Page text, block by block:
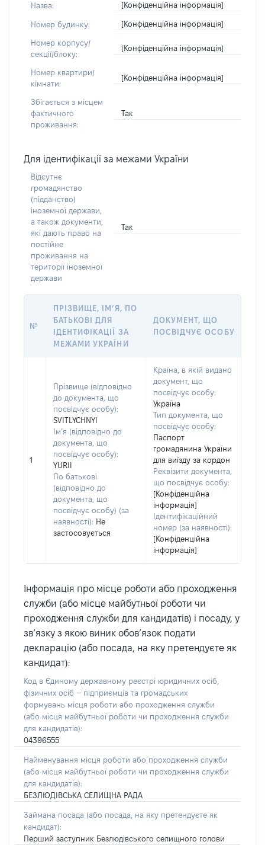
Назва: [Конфіденційна інформація]
Номер будинку: [Конфіденційна інформація]
Номер корпусу/
секції/блоку:
[Конфіденційна інформація]
Номер квартири/
кімнати:
[Конфіденційна інформація]
Збігається з місцем
фактичного
проживання:
Так
Для ідентифікації за межами України
Відсутнє
громадянство
(підданство)
іноземної держави,
а також документи,
які дають право на
постійне
проживання на
території іноземної
держави
Так
№
ПРІЗВИЩЕ, ІМ’Я, ПО
БАТЬКОВІ ДЛЯ
ІДЕНТИФІКАЦІЇ ЗА
МЕЖАМИ УКРАЇНИ
ДОКУМЕНТ, ЩО
ПОСВІДЧУЄ ОСОБУ
1
Прізвище (відповідно
до документа, що
посвідчує особу):
SVITLYCHNYI
Ім’я (відповідно до
документа, що
посвідчує особу):
YURII
По батькові
(відповідно до
документа, що
посвідчує особу) (за
наявності): Не
застосовується
Країна, в якій видано
документ, що
посвідчує особу:
Україна
Тип документа, що
посвідчує особу:
Паспорт
громадянина України
для виїзду за кордон
Реквізити документа,
що посвідчує особу:
[Конфіденційна
інформація]
Ідентифікаційний
номер (за наявності):
[Конфіденційна
інформація]
Інформація про місце роботи або проходження
служби (або місце майбутньої роботи чи
проходження служби для кандидатів) і посаду, у
зв’язку з якою виник обов’язок подати
декларацію (або посада, на яку претендуєте як
кандидат):
Код в Єдиному державному реєстрі юридичних осіб,
фізичних осіб – підприємців та громадських
формувань місця роботи або проходження служби
(або місця майбутньої роботи чи проходження служби
для кандидатів):
04396555
Найменування місця роботи або проходження служби
(або місця майбутньої роботи чи проходження служби
для кандидатів):
БЕЗЛЮДІВСЬКА СЕЛИЩНА РАДА
Займана посада (або посада, на яку претендуєте як
кандидат):
Перший заступник Безлюдівського селищного голови